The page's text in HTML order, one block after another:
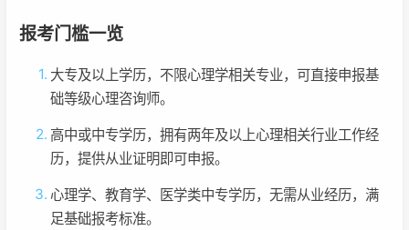
报考门槛一览
大专及以上学历，不限心理学相关专业，可直接申报基
础等级心理咨询师。
高中或中专学历，拥有两年及以上心理相关行业工作经
历，提供从业证明即可申报。
心理学、教育学、医学类中专学历，无需从业经历，满
足基础报考标准。